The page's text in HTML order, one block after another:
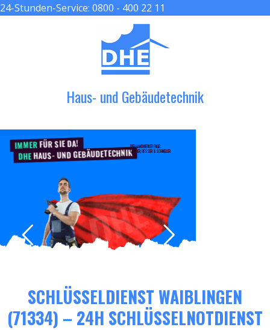
24-Stunden-Service: 0800 - 400 22 11
Haus- und Gebäudetechnik
IMMERFÜR SIE DA!
DHEHAUS- UND GEBÄUDETECHNIK
DER HANDWERKER ENGEL
GRÖßER, BESSER & SCHNELLER
SCHLÜSSELDIENST WAIBLINGEN
(71334) – 24H SCHLÜSSELNOTDIENST